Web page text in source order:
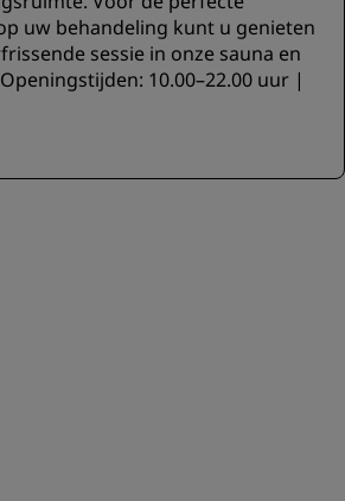
uw behandeling kunt u genieten
sessie in onze sauna en
10.00–22.00 uur |